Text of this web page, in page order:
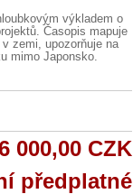
výkladem o
Časopis mapuje
zemi, upozorňuje na
mimo Japonsko.
000,00 CZK
předplatné